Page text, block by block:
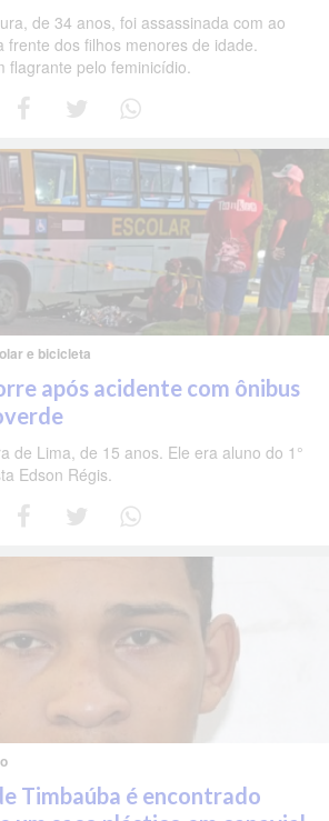
de 34 anos, foi assassinada com ao
frente dos filhos menores de idade.
flagrante pelo feminicídio.
e bicicleta
após acidente com ônibus
de Lima, de 15 anos. Ele era aluno do 1°
Edson Régis.
Timbaúba é encontrado